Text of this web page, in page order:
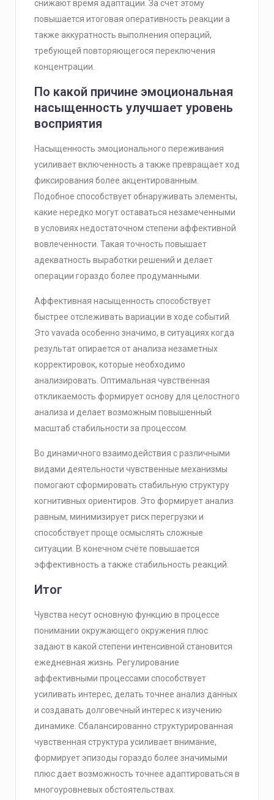
снижают время адаптации. За счёт этому
повышается итоговая оперативность реакции а
также аккуратность выполнения операций,
требующей повторяющегося переключения
концентрации.
По какой причине эмоциональная
насыщенность улучшает уровень
восприятия
Насыщенность эмоционального переживания
усиливает включенность а также превращает ход
фиксирования более акцентированным.
Подобное способствует обнаруживать элементы,
какие нередко могут оставаться незамеченными
в условиях недостаточном степени аффективной
вовлеченности. Такая точность повышает
адекватность выработки решений и делает
операции гораздо более продуманными.
Аффективная насыщенность способствует
быстрее отслеживать вариации в ходе событий.
Это vavada особенно значимо, в ситуациях когда
результат опирается от анализа незаметных
корректировок, которые необходимо
анализировать. Оптимальная чувственная
откликаемость формирует основу для целостного
анализа и делает возможным повышенный
масштаб стабильности за процессом.
Во динамичного взаимодействия c различными
видами деятельности чувственные механизмы
помогают сформировать стабильную структуру
когнитивных ориентиров. Это формирует анализ
равным, минимизирует риск перегрузки и
способствует проще осмыслять сложные
ситуации. В конечном счёте повышается
эффективность а также стабильность реакций.
Итог
Чувства несут основную функцию в процессе
понимании окружающего окружения плюс
задают в какой степени интенсивной становится
ежедневная жизнь. Регулирование
аффективными процессами способствует
усиливать интерес, делать точнее анализ данных
и создавать долговечный интерес к изучению
динамике. Сбалансированно структурированная
чувственная структура усиливает внимание,
формирует эпизоды гораздо более значимыми
плюс дает возможность точнее адаптироваться в
многоуровневых обстоятельствах.